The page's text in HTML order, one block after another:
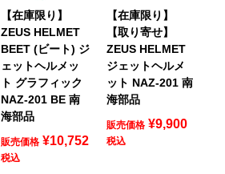
【在庫限り】
ZEUS HELMET
BEET (ビート) ジ
ェットヘルメッ
ト グラフィック
NAZ-201 BE 南
海部品
販売価格 ¥10,752
税込
【在庫限り】
【取り寄せ】
ZEUS HELMET
ジェットヘルメ
ット NAZ-201 南
海部品
販売価格 ¥9,900
税込